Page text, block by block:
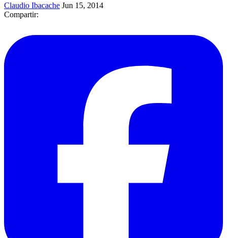
Claudio Ibacache Jun 15, 2014
Compartir: